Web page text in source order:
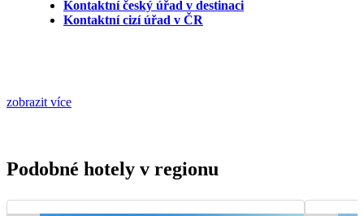
Kontaktní český úřad v destinaci
Kontaktní cizí úřad v ČR
zobrazit více
Podobné hotely v regionu